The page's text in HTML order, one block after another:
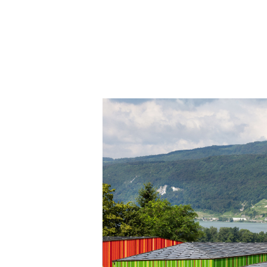
930 m2 Kiga 1-4
Fertigstellung
2016
Nachhaltigkeit
Minergie P-ECO mit PV Anlage